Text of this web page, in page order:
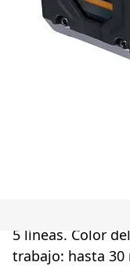
5 líneas. Color
trabajo: hasta 30